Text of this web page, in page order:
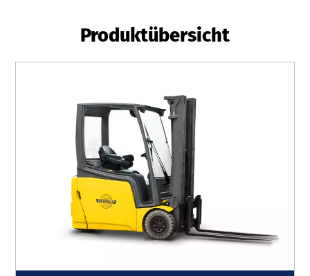
Produktübersicht